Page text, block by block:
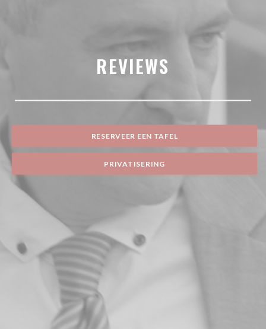
REVIEWS
RESERVEER EEN TAFEL
PRIVATISERING